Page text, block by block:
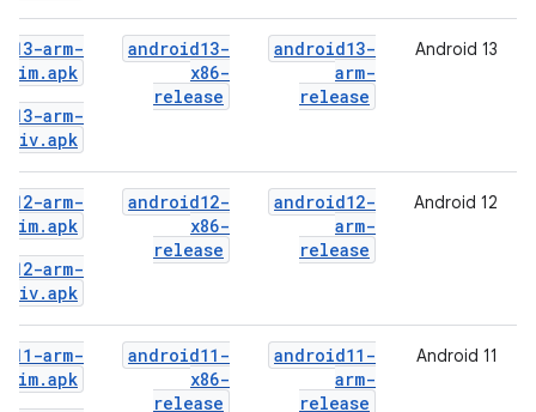
Android 13
android13-
arm-
release
android13-
x86-
release
arm-
arm-
12 ‏Android
android12-
arm-
release
android12-
x86-
release
arm-
arm-
Android 11
android11-
arm-
release
android11-
x86-
release
arm-